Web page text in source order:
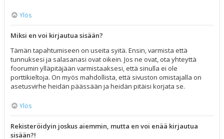
Ylös
Miksi en voi kirjautua sisään?
Tämän tapahtumiseen on useita syitä. Ensin, varmista että
tunnuksesi ja salasanasi ovat oikein. Jos ne ovat, ota yhteyttä
foorumin ylläpitäjään varmistaaksesi, että sinulla ei ole
porttikieltoja. On myös mahdollista, että sivuston omistajalla on
asetusvirhe heidän päässään ja heidän pitäisi korjata se.
Ylös
Rekisteröidyin joskus aiemmin, mutta en voi enää kirjautua
sisään?!